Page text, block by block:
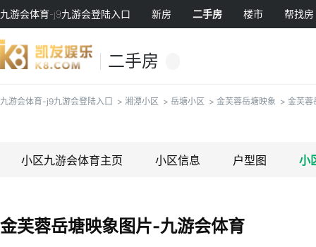
九游会体育-j9九游会登陆入口 新房 二手房 楼市 帮找房
二手房
九游会体育-j9九游会登陆入口 > 湘潭小区 > 岳塘小区 > 金芙蓉岳塘映象 > 金芙蓉
小区九游会体育主页 小区信息 户型图 小
金芙蓉岳塘映象图片-九游会体育